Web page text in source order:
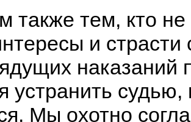
также тем, кто не
и
устранить
Мы охотно